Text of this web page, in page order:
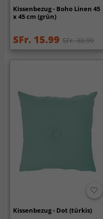
Kissenbezug - Boho Linen 45
x 45 cm (grün)
SFr. 15.99 SFr. 30.99
Kissenbezug - Dot (türkis)